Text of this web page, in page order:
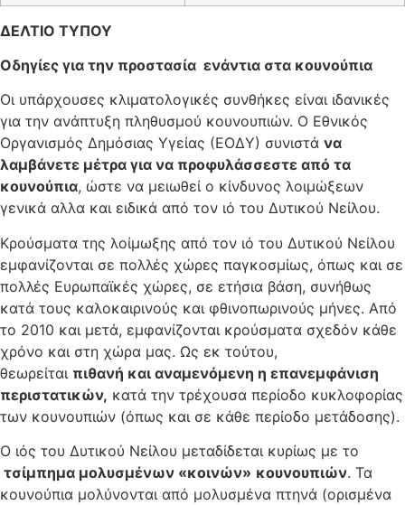
ΔΕΛΤΙΟ ΤΥΠΟΥ
Οδηγίες για την προστασία ενάντια στα κουνούπια
Οι υπάρχουσες κλιματολογικές συνθήκες είναι ιδανικές
για την ανάπτυξη πληθυσμού κουνουπιών. Ο Εθνικός
Οργανισμός Δημόσιας Υγείας (ΕΟΔΥ) συνιστά να
λαμβάνετε μέτρα για να προφυλάσσεστε από τα
κουνούπια, ώστε να μειωθεί ο κίνδυνος λοιμώξεων
γενικά αλλα και ειδικά από τον ιό του Δυτικού Νείλου.
Κρούσματα της λοίμωξης από τον ιό του Δυτικού Νείλου
εμφανίζονται σε πολλές χώρες παγκοσμίως, όπως και σε
πολλές Ευρωπαϊκές χώρες, σε ετήσια βάση, συνήθως
κατά τους καλοκαιρινούς και φθινοπωρινούς μήνες. Από
το 2010 και μετά, εμφανίζονται κρούσματα σχεδόν κάθε
χρόνο και στη χώρα μας. Ως εκ τούτου,
θεωρείται πιθανή και αναμενόμενη η επανεμφάνιση
περιστατικών, κατά την τρέχουσα περίοδο κυκλοφορίας
των κουνουπιών (όπως και σε κάθε περίοδο μετάδοσης).
Ο ιός του Δυτικού Νείλου μεταδίδεται κυρίως με το
τσίμπημα μολυσμένων «κοινών» κουνουπιών. Τα
κουνούπια μολύνονται από μολυσμένα πτηνά (ορισμένα